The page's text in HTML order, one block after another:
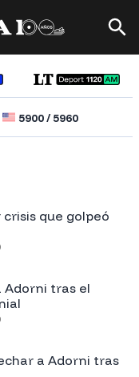
5900/5960
que golpeó
Adorni tras el
a Adorni tras